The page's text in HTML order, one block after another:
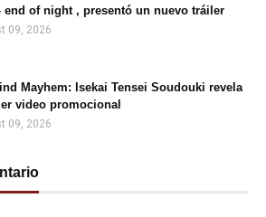
end of night , presentó un nuevo tráiler
09, 2026
Mayhem: Isekai Tensei Soudouki revela
video promocional
09, 2026